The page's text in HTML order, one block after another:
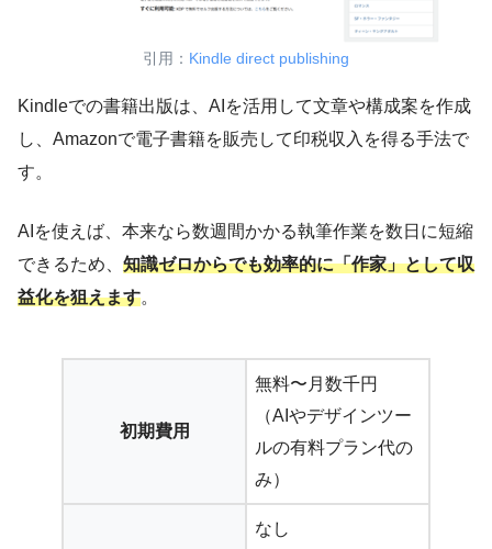
引用： Kindle direct publishing
Kindleでの書籍出版は、AIを活用して文章や構成案を作成
し、Amazonで電子書籍を販売して印税収入を得る手法で
す。
AIを使えば、本来なら数週間かかる執筆作業を数日に短縮
できるため、 知識ゼロからでも効率的に「作家」として収
益化を狙えます。
初期費用
無料〜月数千円
（AIやデザインツー
ルの有料プラン代の
み）
なし